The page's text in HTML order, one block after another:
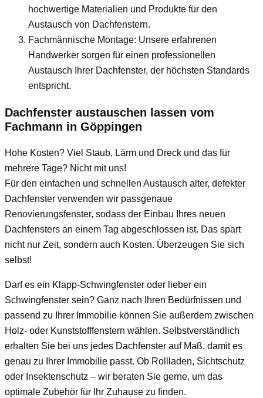
hochwertige Materialien und Produkte für den
Austausch von Dachfenstern.
Fachmännische Montage: Unsere erfahrenen
Handwerker sorgen für einen professionellen
Austausch Ihrer Dachfenster, der höchsten Standards
entspricht.
Dachfenster austauschen lassen vom
Fachmann in Göppingen
Hohe Kosten? Viel Staub, Lärm und Dreck und das für
mehrere Tage? Nicht mit uns!
Für den einfachen und schnellen Austausch alter, defekter
Dachfenster verwenden wir passgenaue
Renovierungsfenster, sodass der Einbau Ihres neuen
Dachfensters an einem Tag abgeschlossen ist. Das spart
nicht nur Zeit, sondern auch Kosten. Überzeugen Sie sich
selbst!
Darf es ein Klapp-Schwingfenster oder lieber ein
Schwingfenster sein? Ganz nach Ihren Bedürfnissen und
passend zu Ihrer Immobilie können Sie außerdem zwischen
Holz- oder Kunststofffenstern wählen. Selbstverständlich
erhalten Sie bei uns jedes Dachfenster auf Maß, damit es
genau zu Ihrer Immobilie passt. Ob Rollladen, Sichtschutz
oder Insektenschutz – wir beraten Sie gerne, um das
optimale Zubehör für Ihr Zuhause zu finden.